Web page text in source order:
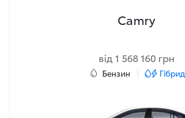
Camry
від 1 568 160 грн
Бензин Гібрид